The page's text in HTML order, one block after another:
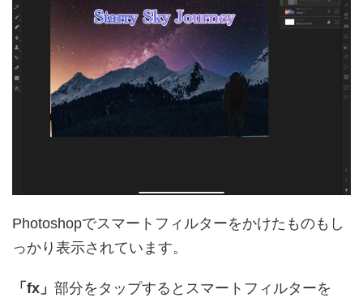
Photoshopでスマートフィルターをかけたものもし
っかり表示されています。
「fx」 部分をタップするとスマートフィルターを